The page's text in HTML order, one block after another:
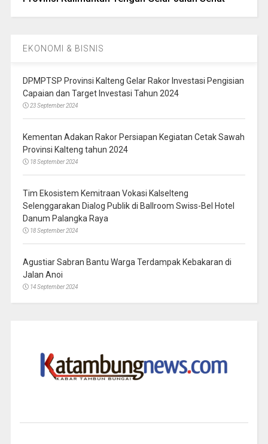
EKONOMI & BISNIS
DPMPTSP Provinsi Kalteng Gelar Rakor Investasi Pengisian
Capaian dan Target Investasi Tahun 2024
23 September 2024
Kementan Adakan Rakor Persiapan Kegiatan Cetak Sawah
Provinsi Kalteng tahun 2024
18 September 2024
Tim Ekosistem Kemitraan Vokasi Kalselteng
Selenggarakan Dialog Publik di Ballroom Swiss-Bel Hotel
Danum Palangka Raya
18 September 2024
Agustiar Sabran Bantu Warga Terdampak Kebakaran di
Jalan Anoi
14 September 2024